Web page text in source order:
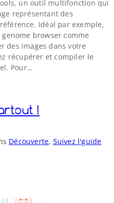
un outil multifonction qui
représentant des
Idéal par exemple,
browser comme
des images dans votre
récupérer et compiler le
Pour…
!
Découverte, Suivez l'guide